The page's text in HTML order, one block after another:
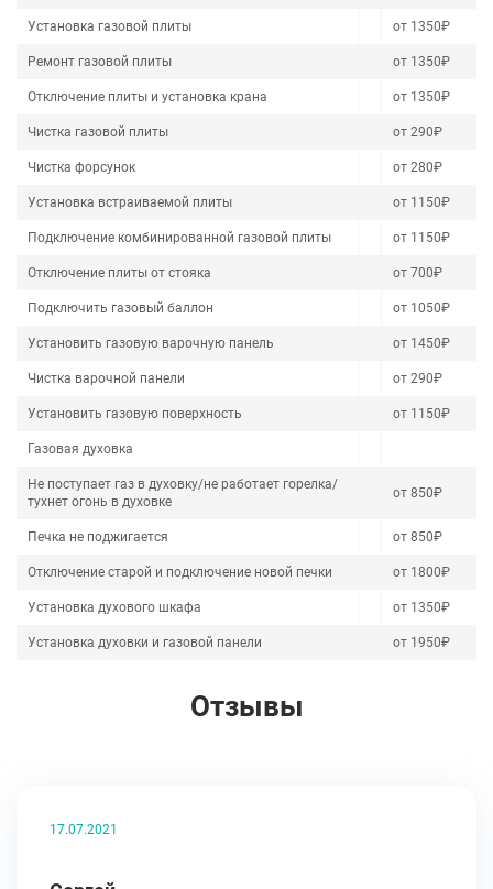
Установка газовой плиты от 1350₽
Ремонт газовой плиты от 1350₽
Отключение плиты и установка крана от 1350₽
Чистка газовой плиты от 290₽
Чистка форсунок от 280₽
Установка встраиваемой плиты от 1150₽
Подключение комбинированной газовой плиты от 1150₽
Отключение плиты от стояка от 700₽
Подключить газовый баллон от 1050₽
Установить газовую варочную панель от 1450₽
Чистка варочной панели от 290₽
Установить газовую поверхность от 1150₽
Газовая духовка
Не поступает газ в духовку/не работает горелка/
тухнет огонь в духовке
от 850₽
Печка не поджигается от 850₽
Отключение старой и подключение новой печки от 1800₽
Установка духового шкафа от 1350₽
Установка духовки и газовой панели от 1950₽
Отзывы
17.07.2021